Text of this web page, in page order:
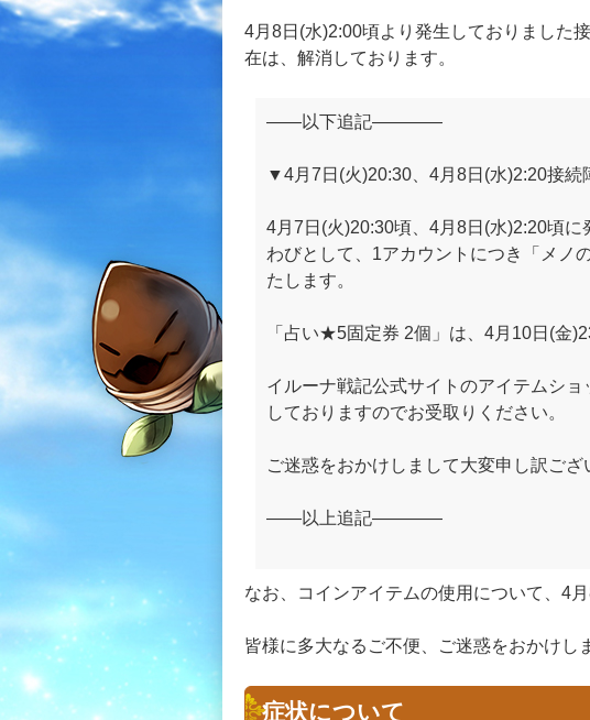
4月8日(水)2:00頃より発生しておりました
在は、解消しております。
――以下追記――――
▼4月7日(火)20:30、4月8日(水)2:20接続
4月7日(火)20:30頃、4月8日(水)2:20頃
わびとして、1アカウントにつき「メノ
たします。
「占い★5固定券 2個」は、4月10日(金
イルーナ戦記公式サイトのアイテムシ
しておりますのでお受取りください。
ご迷惑をおかけしまして大変申し訳ござ
――以上追記――――
なお、コインアイテムの使用について、4
皆様に多大なるご不便、ご迷惑をおかけし
症状について